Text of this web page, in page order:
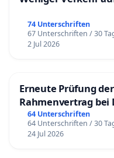
74 Unterschriften
67 Unterschriften / 30
2 Jul 2026
Erneute Prüfung
Rahmenvertrag bei
64 Unterschriften
64 Unterschriften / 30
24 Jul 2026